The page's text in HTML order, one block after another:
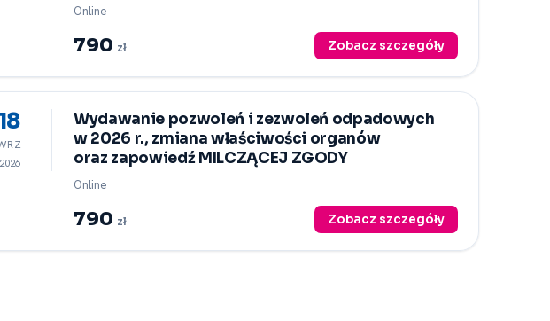
Online
790 zł Zobacz szczegóły
2026
Wydawanie pozwoleń i zezwoleń odpadowych
w 2026 r., zmiana właściwości organów
oraz zapowiedź MILCZĄCEJ ZGODY
Online
790 zł Zobacz szczegóły